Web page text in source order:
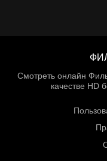
Смотреть онлайн
качестве HD